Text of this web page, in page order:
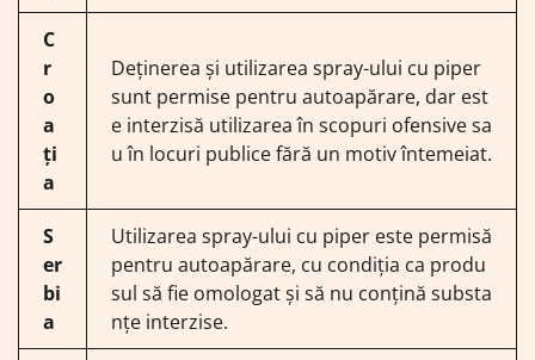
C
r
o
a
ți
a
Deținerea și utilizarea spray-ului cu piper
sunt permise pentru autoapărare, dar est
e interzisă utilizarea în scopuri ofensive sa
u în locuri publice fără un motiv întemeiat.
S
er
bi
a
Utilizarea spray-ului cu piper este permisă
pentru autoapărare, cu condiția ca produ
sul să fie omologat și să nu conțină substa
nțe interzise.